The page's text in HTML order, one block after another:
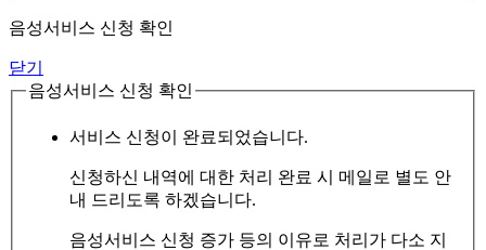
음성서비스 신청 확인
닫기
음성서비스 신청 확인
서비스 신청이 완료되었습니다.
신청하신 내역에 대한 처리 완료 시 메일로 별도 안
내 드리도록 하겠습니다.
음성서비스 신청 증가 등의 이유로 처리가 다소 지